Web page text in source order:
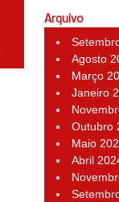
Arquivo
Agosto
Março
Janeiro
Outubro
Maio
Abril